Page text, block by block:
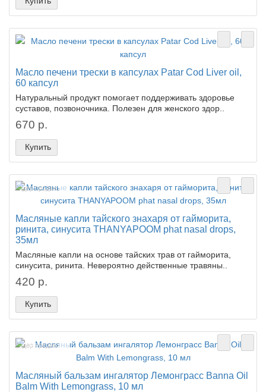
Масло печени трески в капсулах Patar Cod Liver oil,
60 капсул
Натуральный продукт помогает поддерживать здоровье
суставов, позвоночника. Полезен для женского здор..
670 р.
Купить
Лидер продаж!
Масляные капли тайского знахаря от гайморита,
ринита, синусита THANYAPOOM phat nasal drops,
35мл
Масляные капли на основе тайских трав от гайморита,
синусита, ринита. Невероятно действенные травяны..
420 р.
Купить
Лидер продаж!
Масляный бальзам ингалятор Лемонграсс Banna Oil
Balm With Lemongrass, 10 мл